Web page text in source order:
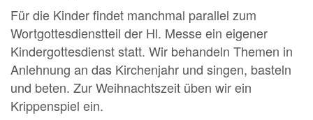
Für die Kinder findet manchmal parallel zum
Wortgottesdienstteil der Hl. Messe ein eigener
Kindergottesdienst statt. Wir behandeln Themen in
Anlehnung an das Kirchenjahr und singen, basteln
und beten. Zur Weihnachtszeit üben wir ein
Krippenspiel ein.